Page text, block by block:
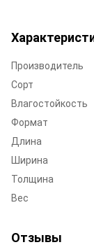
Производитель
Сорт
Влагостойкость
Формат
Длина
Ширина
Толщина
Вес
Отзывы